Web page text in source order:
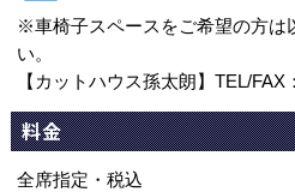
※車椅子スペースをご希望の方は
い。
【カットハウス孫太朗】TEL/FAX
料金
全席指定・税込